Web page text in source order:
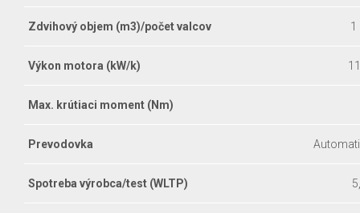
Zdvihový objem (m3)/počet valcov 1
Výkon motora (kW/k)
Max. krútiaci moment (Nm)
Prevodovka
Spotreba výrobca/test (WLTP)